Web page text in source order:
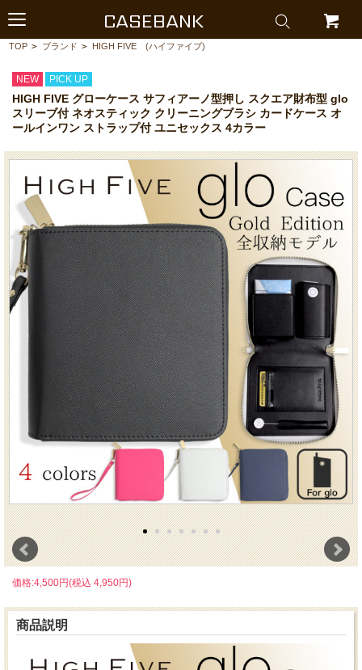
CASEBANK
TOP > ブランド > HIGH FIVE (ハイファイブ)
NEW PICK UP
HIGH FIVE グローケース サフィアーノ型押し スクエア財布型 glo
スリーブ付 ネオスティック クリーニングブラシ カードケース オ
ールインワン ストラップ付 ユニセックス 4カラー
価格:4,500円(税込 4,950円)
商品説明